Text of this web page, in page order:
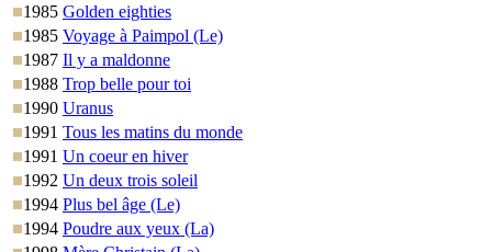
1985 Golden eighties
1985 Voyage à Paimpol (Le)
1987 Il y a maldonne
1988 Trop belle pour toi
1990 Uranus
1991 Tous les matins du monde
1991 Un coeur en hiver
1992 Un deux trois soleil
1994 Plus bel âge (Le)
1994 Poudre aux yeux (La)